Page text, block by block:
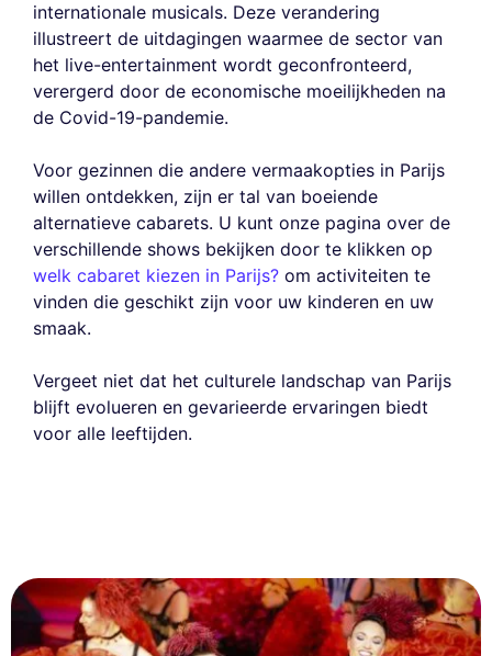
internationale musicals. Deze verandering
illustreert de uitdagingen waarmee de sector van
het live-entertainment wordt geconfronteerd,
verergerd door de economische moeilijkheden na
de Covid-19-pandemie.
Voor gezinnen die andere vermaakopties in Parijs
willen ontdekken, zijn er tal van boeiende
alternatieve cabarets. U kunt onze pagina over de
verschillende shows bekijken door te klikken op
welk cabaret kiezen in Parijs? om activiteiten te
vinden die geschikt zijn voor uw kinderen en uw
smaak.
Vergeet niet dat het culturele landschap van Parijs
blijft evolueren en gevarieerde ervaringen biedt
voor alle leeftijden.